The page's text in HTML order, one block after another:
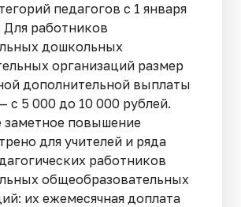
педагогов с 1 января
Для работников
дошкольных
организаций размер
дополнительной выплаты
с 5 000 до 10 000 рублей.
заметное повышение
для учителей и ряда
работников
общеобразовательных
их ежемесячная доплата